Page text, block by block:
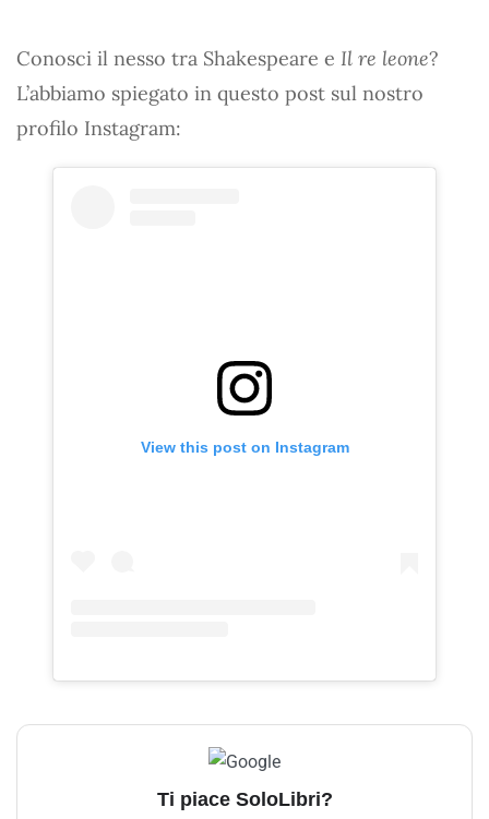
Conosci il nesso tra Shakespeare e Il re leone?
L’abbiamo spiegato in questo post sul nostro
profilo Instagram:
View this post on Instagram
Ti piace SoloLibri?